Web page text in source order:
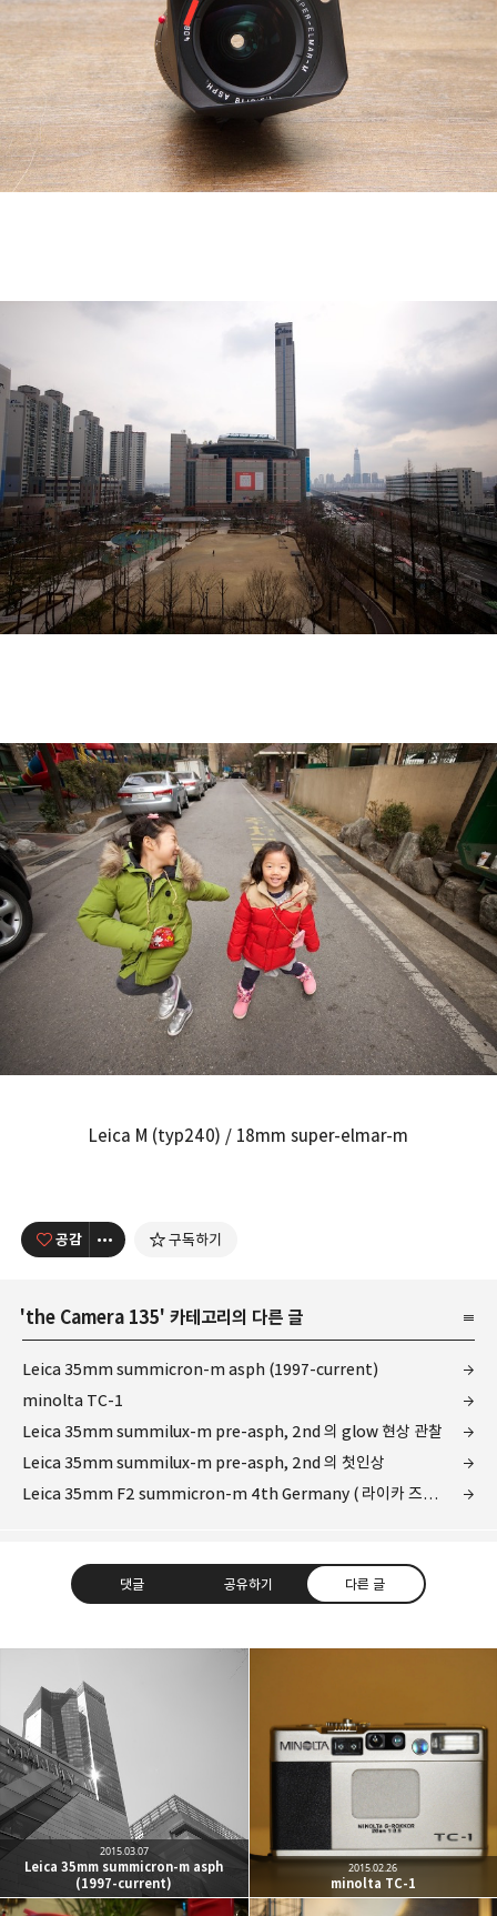
Leica M (typ240) / 18mm super-elmar-m
공감 구독하기
'the Camera 135' 카테고리의 다른 글
Leica 35mm summicron-m asph (1997-current)
minolta TC-1
Leica 35mm summilux-m pre-asph, 2nd 의 glow 현상 관찰
Leica 35mm summilux-m pre-asph, 2nd 의 첫인상
Leica 35mm F2 summicron-m 4th Germany ( 라이카 즈미크론 렌즈 4세대 독일산 )
댓글 공유하기 다른 글
Leica Sisyphus
One must imagine Sisyphus happy.
구독하기
카카오톡 트위터
밴드 네이버 블로그
Leica 35mm summicron-m asph
(1997-current)
2015.03.07
minolta TC-1
2015.02.26